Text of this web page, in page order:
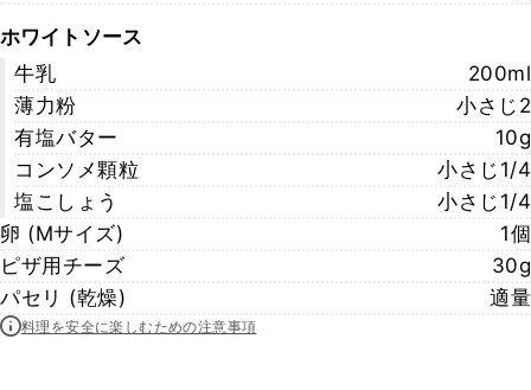
ホワイトソース
牛乳
200ml
薄力粉
小さじ2
有塩バター
10g
コンソメ顆粒
小さじ1/4
塩こしょう
小さじ1/4
卵 (Mサイズ)
1個
ピザ用チーズ
30g
パセリ (乾燥)
適量
料理を安全に楽しむための注意事項